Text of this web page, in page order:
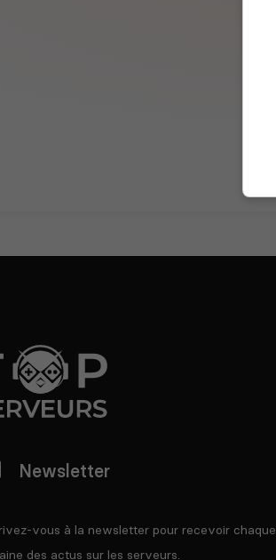
Newsletter
vous à la newsletter pour recevoir chaque
des actus sur les serveurs.